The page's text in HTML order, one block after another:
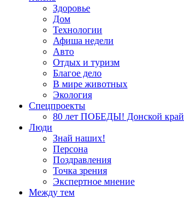
Здоровье
Дом
Технологии
Афиша недели
Авто
Отдых и туризм
Благое дело
В мире животных
Экология
Спецпроекты
80 лет ПОБЕДЫ! Донской край
Люди
Знай наших!
Персона
Поздравления
Точка зрения
Экспертное мнение
Между тем